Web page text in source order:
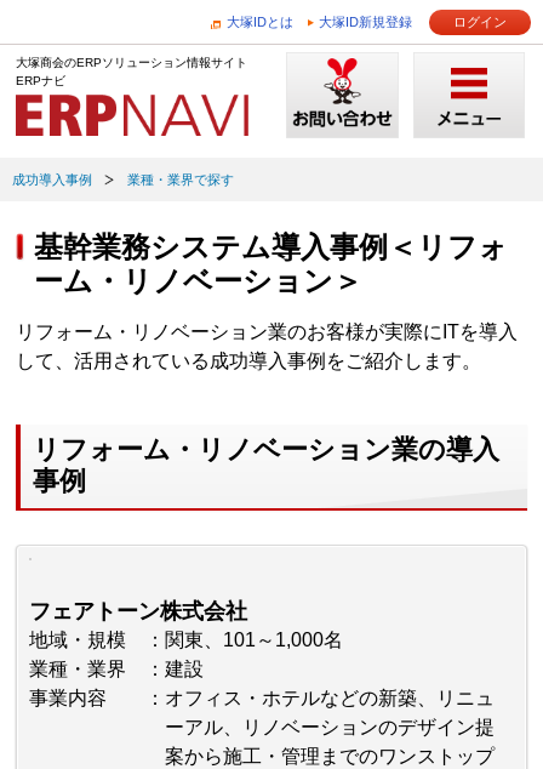
大塚IDとは 大塚ID新規登録 ログイン
大塚商会のERPソリューション情報サイト
ERPナビ
成功導入事例 業種・業界で探す
基幹業務システム導入事例＜リフォ
ーム・リノベーション＞
リフォーム・リノベーション業のお客様が実際にITを導入
して、活用されている成功導入事例をご紹介します。
リフォーム・リノベーション業の導入
事例
フェアトーン株式会社
地域・規模
関東、101～1,000名
業種・業界
建設
事業内容
オフィス・ホテルなどの新築、リニュ
ーアル、リノベーションのデザイン提
案から施工・管理までのワンストップ